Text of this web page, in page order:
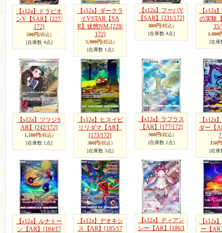
【s12a】ドラピオ
ンV【SAR】
[227/
172]
580円(税込)
[在庫数 4点]
【s12a】ダークラ
イVSTAR【SA
R】状態NM-[228/
172]
5,980円(税込)
[在庫数 1点]
【s12a】フーパV
【SAR】 [231/172]
880円(税込)
[在庫数 4点]
【s12a
の実験【
35/
1,000
[在庫
【s12a】ツツジS
AR】
[242/172]
1,180円(税込)
[在庫数 1点]
【s12a】ヒスイビ
リリダマ【AR】
[173/172]
300円(税込)
[在庫数 3点]
【s12a】ラプラス
【AR】
[177/172]
980円(税込)
[在庫数 2点]
【s12a
ダー【
350円
[在庫
【s12a】ルナトー
ン【AR】
[184/17
【s12a】デオキシ
ス【AR】
[185/17
【s12a】ディアン
シー【AR】
[186/1
【s12a
ー【AR